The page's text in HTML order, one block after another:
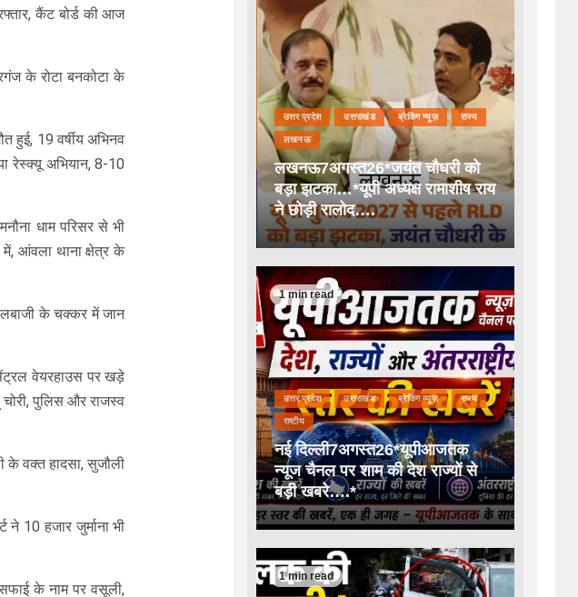
कैंट बोर्ड की आज
के रोटा बनकोटा के
19 वर्षीय अभिनव
रेस्क्यू अभियान, 8-10
धाम परिसर से भी
में, आंवला थाना क्षेत्र के
के चक्कर में जान
सेंट्रल वेयरहाउस पर खड़े
पुलिस और राजस्व
के वक्त हादसा, सुजौली
10 हजार जुर्माना भी
के नाम पर वसूली,
उत्तर प्रदेश उत्तराखंड ब्रेकिंग न्यूज़ राज्य
लखनऊ
लखनऊ7अगस्त26*जयंत चौधरी को
बड़ा झटका…*यूपी अध्यक्ष रामाशीष राय
ने छोड़ी रालोद….
1 min read
उत्तर प्रदेश उत्तराखंड ब्रेकिंग न्यूज़ राज्य
राष्टीय
नई दिल्ली7अगस्त26*यूपीआजतक
न्यूज चैनल पर शाम की देश राज्यों से
बड़ी खबरे….*
1 min read